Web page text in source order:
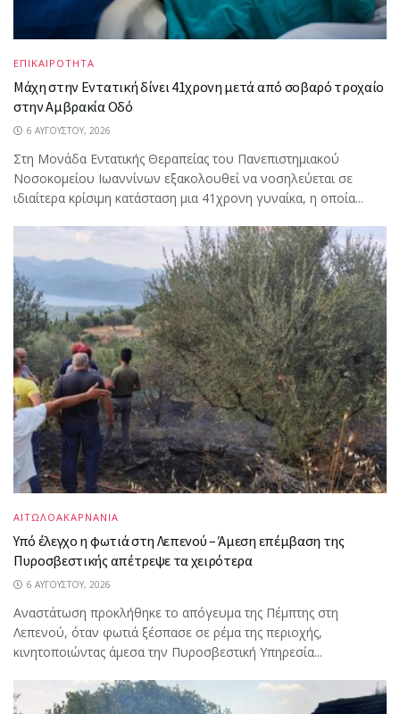
ΕΠΙΚΑΙΡΟΤΗΤΑ
Μάχη στην Εντατική δίνει 41χρονη μετά από σοβαρό τροχαίο
στην Αμβρακία Οδό
6 ΑΥΓΟΎΣΤΟΥ, 2026
Στη Μονάδα Εντατικής Θεραπείας του Πανεπιστημιακού
Νοσοκομείου Ιωαννίνων εξακολουθεί να νοσηλεύεται σε
ιδιαίτερα κρίσιμη κατάσταση μια 41χρονη γυναίκα, η οποία...
ΑΙΤΩΛΟΑΚΑΡΝΑΝΙΑ
Υπό έλεγχο η φωτιά στη Λεπενού – Άμεση επέμβαση της
Πυροσβεστικής απέτρεψε τα χειρότερα
6 ΑΥΓΟΎΣΤΟΥ, 2026
Αναστάτωση προκλήθηκε το απόγευμα της Πέμπτης στη
Λεπενού, όταν φωτιά ξέσπασε σε ρέμα της περιοχής,
κινητοποιώντας άμεσα την Πυροσβεστική Υπηρεσία...